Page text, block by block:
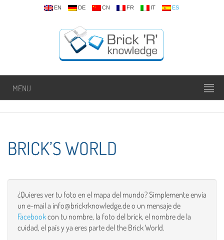
EN DE CN FR IT ES
MENU
BRICK’S WORLD
¿Quieres ver tu foto en el mapa del mundo? Simplemente envia
un e-mail a info@brickrknowledge.de o un mensaje de
Facebookcon tu nombre, la foto del brick, el nombre de la
cuidad, el país y ya eres parte del the Brick World.